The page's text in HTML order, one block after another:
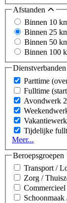
Afstanden
Binnen 10
Binnen 25
Binnen 50
Binnen 100
Dienstverbanden
Parttime
Fulltime
Avondwerk 2
Vakantiewerk
Tijdelijke
Meer...
Beroepsgroepen
Transport /
Zorg /